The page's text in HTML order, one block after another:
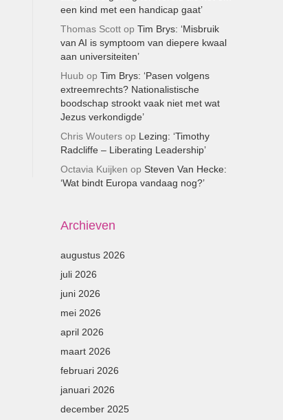
een kind met een handicap gaat’
Thomas Scottop Tim Brys: ‘Misbruik
van AI is symptoom van diepere kwaal
aan universiteiten’
Huub op Tim Brys: ‘Pasen volgens
extreemrechts? Nationalistische
boodschap strookt vaak niet met wat
Jezus verkondigde’
Chris Woutersop Lezing: ‘Timothy
Radcliffe – Liberating Leadership’
Octavia Kuijken op Steven Van Hecke:
‘Wat bindt Europa vandaag nog?’
Archieven
augustus 2026
juli 2026
juni 2026
mei 2026
april 2026
maart 2026
februari 2026
januari 2026
december 2025